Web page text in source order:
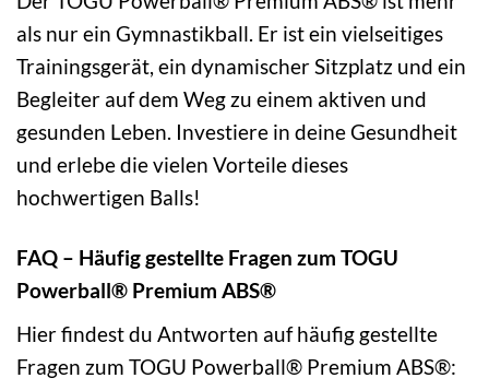
als nur ein Gymnastikball. Er ist ein vielseitiges
Trainingsgerät, ein dynamischer Sitzplatz und ein
Begleiter auf dem Weg zu einem aktiven und
gesunden Leben. Investiere in deine Gesundheit
und erlebe die vielen Vorteile dieses
hochwertigen Balls!
FAQ – Häufig gestellte Fragen zum TOGU
Powerball® Premium ABS®
Hier findest du Antworten auf häufig gestellte
Fragen zum TOGU Powerball® Premium ABS®: